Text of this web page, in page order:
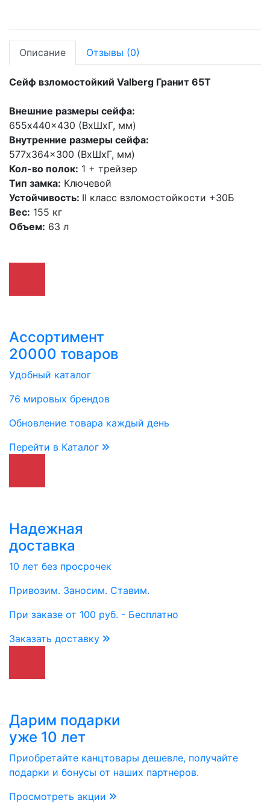
Описание Отзывы (0)
Сейф взломостойкий Valberg Гранит 65T
Внешние размеры сейфа:
655x440x430 (ВхШхГ, мм)
Внутренние размеры сейфа:
577x364x300 (ВхШхГ, мм)
Кол-во полок: 1 + трейзер
Тип замка: Ключевой
Устойчивость: II класс взломостойкости +30Б
Вес: 155 кг
Объем: 63 л
Ассортимент
20000 товаров
Удобный каталог
76 мировых брендов
Обновление товара каждый день
Перейти в Каталог
Надежная
доставка
10 лет без просрочек
Привозим. Заносим. Ставим.
При заказе от 100 руб. - Бесплатно
Заказать доставку
Дарим подарки
уже 10 лет
Приобретайте канцтовары дешевле, получайте
подарки и бонусы от наших партнеров.
Просмотреть акции